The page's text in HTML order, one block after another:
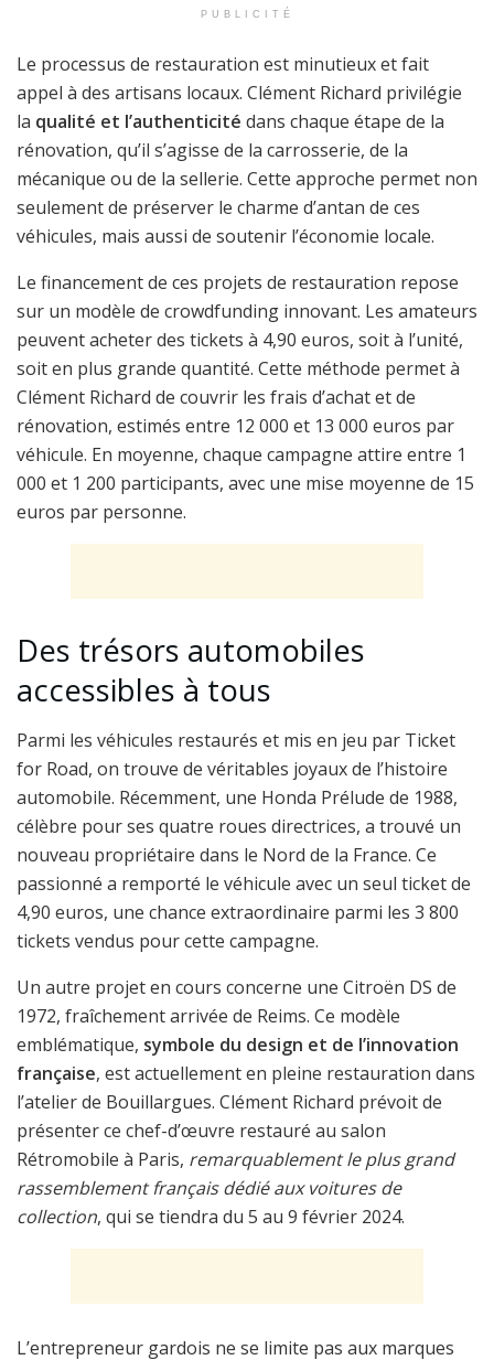
PUBLICITÉ
Le processus de restauration est minutieux et fait
appel à des artisans locaux. Clément Richard privilégie
la qualité et l’authenticité dans chaque étape de la
rénovation, qu’il s’agisse de la carrosserie, de la
mécanique ou de la sellerie. Cette approche permet non
seulement de préserver le charme d’antan de ces
véhicules, mais aussi de soutenir l’économie locale.
Le financement de ces projets de restauration repose
sur un modèle de crowdfunding innovant. Les amateurs
peuvent acheter des tickets à 4,90 euros, soit à l’unité,
soit en plus grande quantité. Cette méthode permet à
Clément Richard de couvrir les frais d’achat et de
rénovation, estimés entre 12 000 et 13 000 euros par
véhicule. En moyenne, chaque campagne attire entre 1
000 et 1 200 participants, avec une mise moyenne de 15
euros par personne.
Des trésors automobiles
accessibles à tous
Parmi les véhicules restaurés et mis en jeu par Ticket
for Road, on trouve de véritables joyaux de l’histoire
automobile. Récemment, une Honda Prélude de 1988,
célèbre pour ses quatre roues directrices, a trouvé un
nouveau propriétaire dans le Nord de la France. Ce
passionné a remporté le véhicule avec un seul ticket de
4,90 euros, une chance extraordinaire parmi les 3 800
tickets vendus pour cette campagne.
Un autre projet en cours concerne une Citroën DS de
1972, fraîchement arrivée de Reims. Ce modèle
emblématique, symbole du design et de l’innovation
française, est actuellement en pleine restauration dans
l’atelier de Bouillargues. Clément Richard prévoit de
présenter ce chef-d’œuvre restauré au salon
Rétromobile à Paris, remarquablement le plus grand
rassemblement français dédié aux voitures de
collection, qui se tiendra du 5 au 9 février 2024.
L’entrepreneur gardois ne se limite pas aux marques